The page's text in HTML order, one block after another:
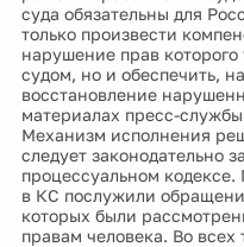
суда обязательны для
только произвести
нарушение прав
судом, но и обеспечить,
восстановление
материалах пресс-
Механизм исполнения
следует законодательно
процессуальном
в КС послужили
которых были
правам человека. Во всех